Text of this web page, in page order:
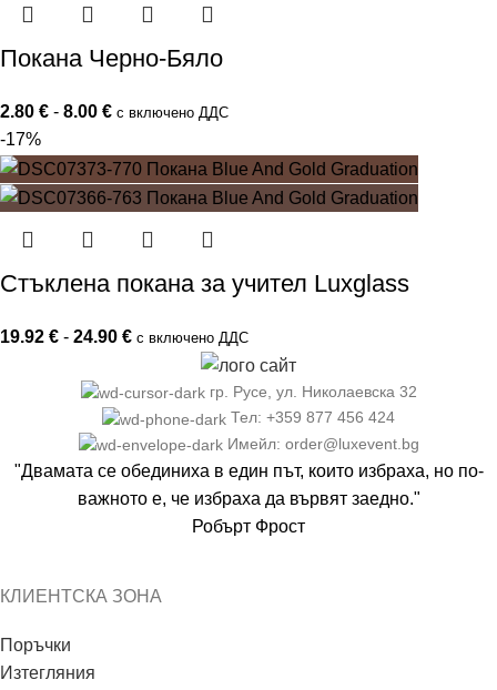
Покана Черно-Бяло
2.80 € - 8.00 € с включено ДДС
-17%
Стъклена покана за учител Luxglass
19.92 € - 24.90 € с включено ДДС
гр. Русе, ул. Николаевска 32
Тел: +359 877 456 424
Имейл: order@luxevent.bg
"Двамата се обединиха в един път, които избраха, но по-
важното е, че избраха да вървят заедно."
Робърт Фрост
КЛИЕНТСКА ЗОНА
Поръчки
Изтегляния